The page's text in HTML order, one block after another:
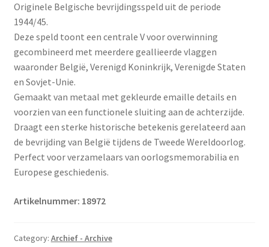
Originele Belgische bevrijdingsspeld uit de periode
1944/45.
Deze speld toont een centrale V voor overwinning
gecombineerd met meerdere geallieerde vlaggen
waaronder België, Verenigd Koninkrijk, Verenigde Staten
en Sovjet-Unie.
Gemaakt van metaal met gekleurde emaille details en
voorzien van een functionele sluiting aan de achterzijde.
Draagt een sterke historische betekenis gerelateerd aan
de bevrijding van België tijdens de Tweede Wereldoorlog.
Perfect voor verzamelaars van oorlogsmemorabilia en
Europese geschiedenis.
Artikelnummer: 18972
Category: Archief - Archive